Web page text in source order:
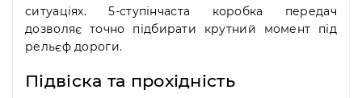
ситуаціях. 5-ступінчаста коробка передач
дозволяє точно підбирати крутний момент під
рельєф дороги.
Підвіска та прохідність